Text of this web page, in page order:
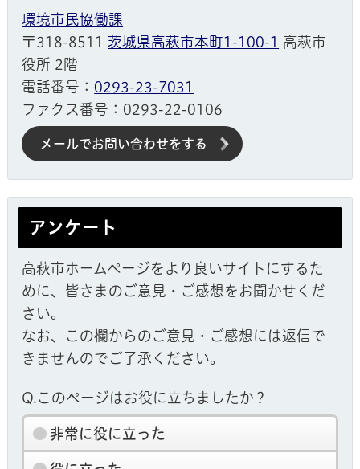
環境市民協働課
〒318-8511 茨城県高萩市本町1-100-1 高萩市
役所 2階
電話番号： 0293-23-7031
ファクス番号：0293-22-0106
メールでお問い合わせをする
アンケート
高萩市ホームページをより良いサイトにするた
めに、皆さまのご意見・ご感想をお聞かせくだ
さい。
なお、この欄からのご意見・ご感想には返信で
きませんのでご了承ください。
Q.このページはお役に立ちましたか？
非常に役に立った